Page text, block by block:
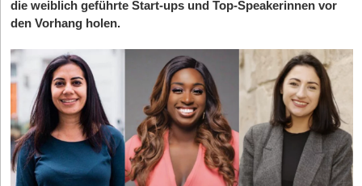
die weiblich geführte Start-ups und Top-Speakerinnen vor
den Vorhang holen.